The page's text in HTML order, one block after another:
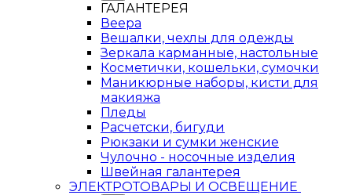
ГАЛАНТЕРЕЯ
Веера
Вешалки, чехлы для одежды
Зеркала карманные, настольные
Косметички, кошельки, сумочки
Маникюрные наборы, кисти для
макияжа
Пледы
Расчетски, бигуди
Рюкзаки и сумки женские
Чулочно - носочные изделия
Швейная галантерея
ЭЛЕКТРОТОВАРЫ И ОСВЕЩЕНИЕ